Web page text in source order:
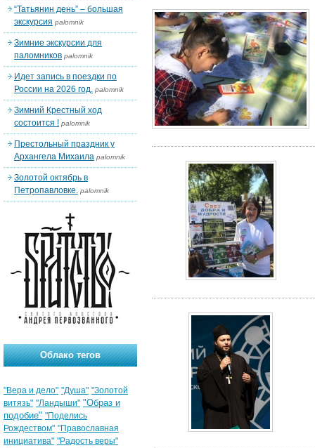
“Татьянин день” – большая
экскурсия palomnik
Зимние экскурсии для
паломников palomnik
Идет запись в поездки по
России на 2026 год. palomnik
Зимний Крестный ход
состоится ! palomnik
Престольный праздник у
Архангела Михаила palomnik
Золотой октябрь в
Петропавловке. palomnik
Облако тегов
"Вера и дело" "Душа" "Золотой
витязь" "Ландыши" "Образ и
подобие" "Поделись
Рождеством" "Православная
инициатива" "Радость веры"